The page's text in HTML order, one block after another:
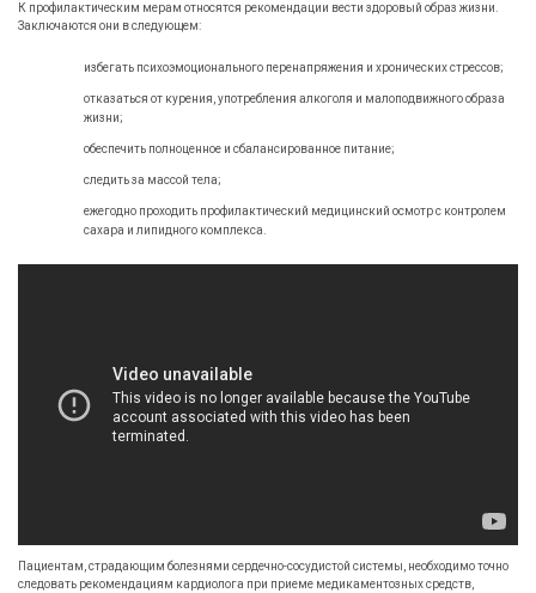
К профилактическим мерам относятся рекомендации вести здоровый образ жизни.
Заключаются они в следующем:
избегать психоэмоционального перенапряжения и хронических стрессов;
отказаться от курения, употребления алкоголя и малоподвижного образа
жизни;
обеспечить полноценное и сбалансированное питание;
следить за массой тела;
ежегодно проходить профилактический медицинский осмотр с контролем
сахара и липидного комплекса.
Пациентам, страдающим болезнями сердечно-сосудистой системы, необходимо точно
следовать рекомендациям кардиолога при приеме медикаментозных средств,